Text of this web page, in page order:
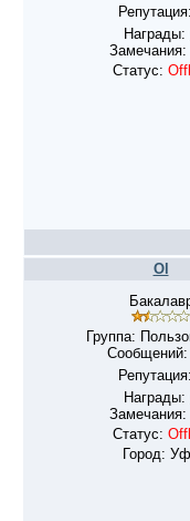
Репутация:
Награды:
Замечания:
Статус:
Ol
Группа:
Сообщений:
Репутация:
Награды:
Замечания:
Статус:
Город: